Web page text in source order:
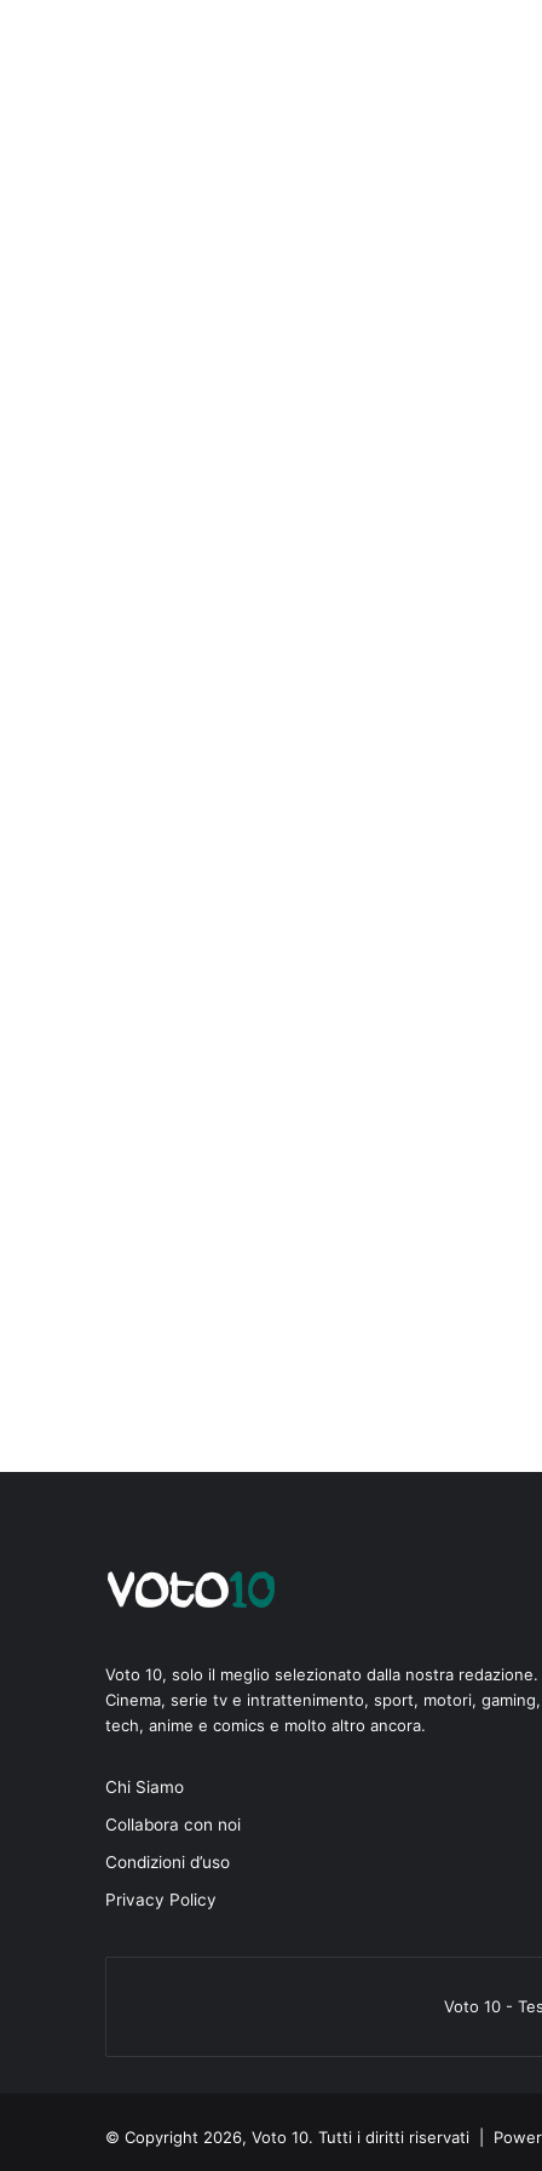
Voto 10, solo il meglio selezionato dalla nostra redazione.
Cinema, serie tv e intrattenimento, sport, motori, gaming,
tech, anime e comics e molto altro ancora.
Chi Siamo
Collabora con noi
Condizioni d’uso
Privacy Policy
Voto 10 -
© Copyright 2026, Voto 10. Tutti i diritti riservati |